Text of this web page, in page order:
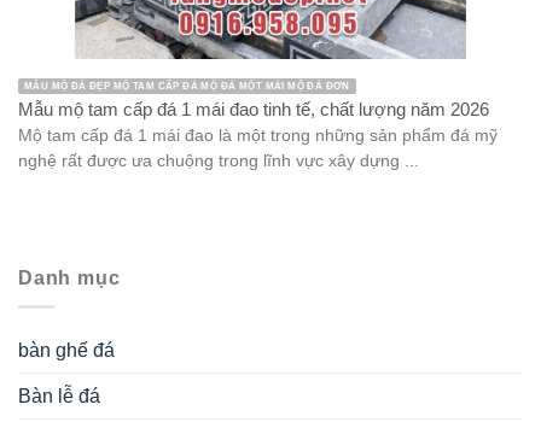
MẪU MỘ ĐÁ ĐẸP MỘ TAM CẤP ĐÁ MỘ ĐÁ MỘT MÁI MỘ ĐÁ ĐƠN
Mẫu mộ tam cấp đá 1 mái đao tinh tế, chất lượng năm 2026
Mộ tam cấp đá 1 mái đao là một trong những sản phẩm đá mỹ
nghệ rất được ưa chuộng trong lĩnh vực xây dựng ...
Danh mục
bàn ghế đá
Bàn lễ đá